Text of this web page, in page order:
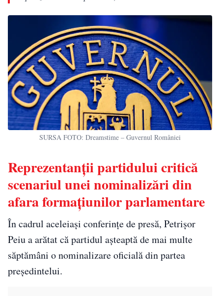
SURSA FOTO: Dreamstime – Guvernul României
Reprezentanții partidului critică
scenariul unei nominalizări din
afara formațiunilor parlamentare
În cadrul aceleiași conferințe de presă, Petrișor
Peiu a arătat că partidul așteaptă de mai multe
săptămâni o nominalizare oficială din partea
președintelui.